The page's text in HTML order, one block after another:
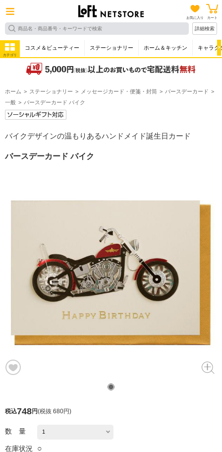
お気に入り カート
詳細検索
カテゴリ
コスメ＆ビューティー ステーショナリー ホーム＆キッチン キャラク
ホーム ステーショナリー メッセージカード・便箋・封筒
バースデーカード
一般
バースデーカード バイク
バイクデザインの温もりあるハンドメイド誕生日カード
バースデーカード バイク
税込748円(税抜 680円)
数 量
在庫状況 ○